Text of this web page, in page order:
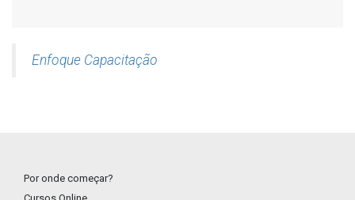
Enfoque Capacitação
Por onde começar?